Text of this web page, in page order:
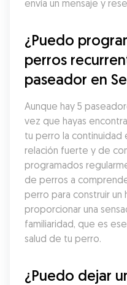
envía un mensaje y
¿Puedo
perros
paseador en
Aunque hay 5
vez que hayas
tu perro la continuidad
relación fuerte y de
programados
de perros a
perro para construir
proporcionar una
familiaridad, que es
salud de tu perro.
¿Puedo dejar